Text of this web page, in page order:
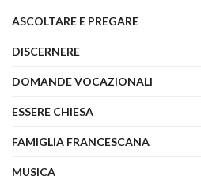
ASCOLTARE E PREGARE
DISCERNERE
DOMANDE VOCAZIONALI
ESSERE CHIESA
FAMIGLIA FRANCESCANA
MUSICA